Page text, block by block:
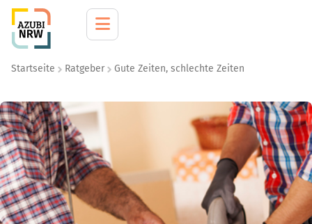
Startseite Ratgeber Gute Zeiten, schlechte Zeiten